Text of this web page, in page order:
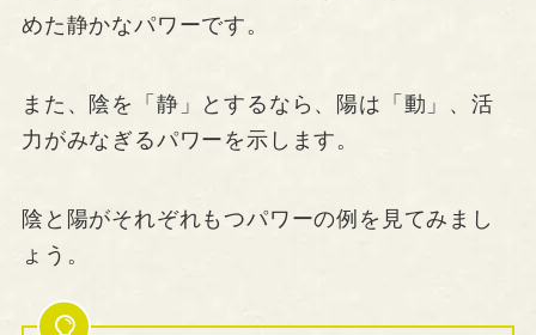
めた静かなパワーです。
また、陰を「静」とするなら、陽は「動」、活
力がみなぎるパワーを示します。
陰と陽がそれぞれもつパワーの例を見てみまし
ょう。